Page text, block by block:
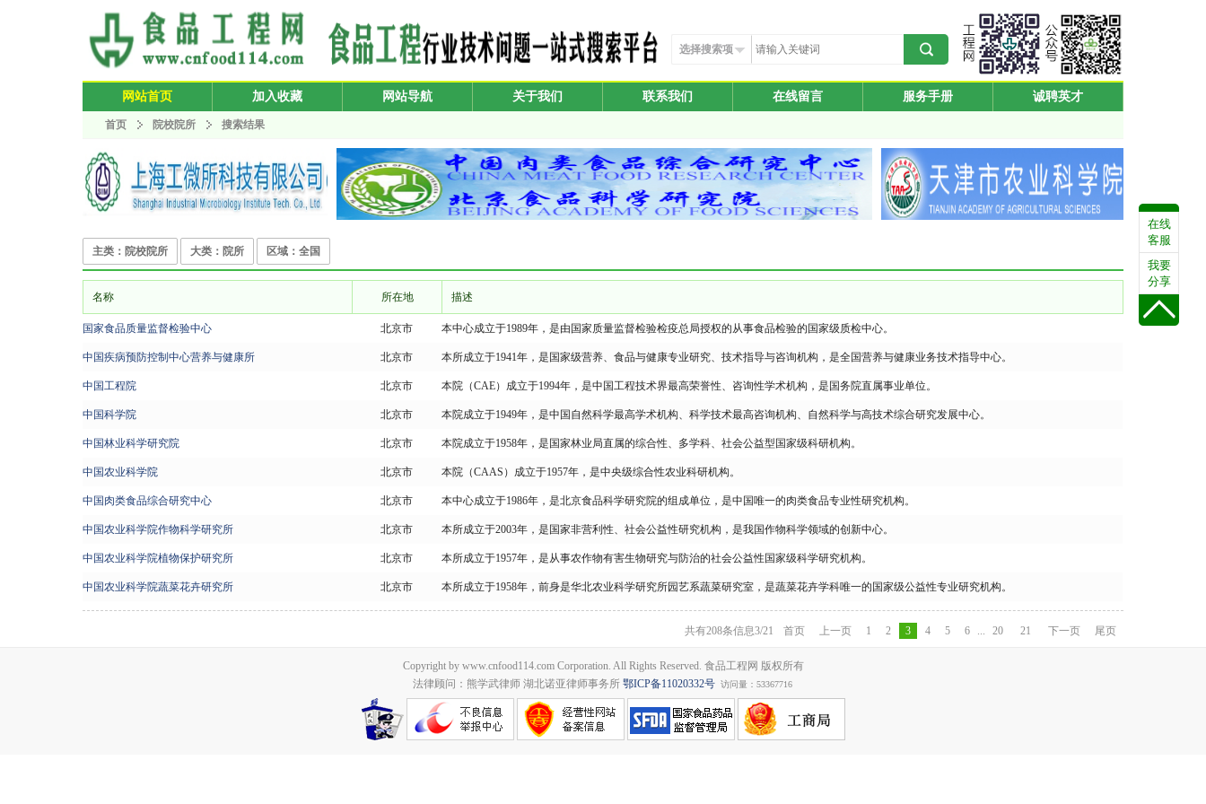
选择搜索项
网站首页 加入收藏 网站导航 关于我们 联系我们 在线留言 服务手册 诚聘英才
首页 院校院所 搜索结果
主类：院校院所 大类：院所 区域：全国
名称 所在地 描述
国家食品质量监督检验中心 北京市 本中心成立于1989年，是由国家质量监督检验检疫总局授权的从事食品检验的国家级质检中心。
中国疾病预防控制中心营养与健康所 北京市 本所成立于1941年，是国家级营养、食品与健康专业研究、技术指导与咨询机构，是全国营养与健康业务技术指导中心。
中国工程院 北京市 本院（CAE）成立于1994年，是中国工程技术界最高荣誉性、咨询性学术机构，是国务院直属事业单位。
中国科学院 北京市 本院成立于1949年，是中国自然科学最高学术机构、科学技术最高咨询机构、自然科学与高技术综合研究发展中心。
中国林业科学研究院 北京市 本院成立于1958年，是国家林业局直属的综合性、多学科、社会公益型国家级科研机构。
中国农业科学院 北京市 本院（CAAS）成立于1957年，是中央级综合性农业科研机构。
中国肉类食品综合研究中心 北京市 本中心成立于1986年，是北京食品科学研究院的组成单位，是中国唯一的肉类食品专业性研究机构。
中国农业科学院作物科学研究所 北京市 本所成立于2003年，是国家非营利性、社会公益性研究机构，是我国作物科学领域的创新中心。
中国农业科学院植物保护研究所 北京市 本所成立于1957年，是从事农作物有害生物研究与防治的社会公益性国家级科学研究机构。
中国农业科学院蔬菜花卉研究所 北京市 本所成立于1958年，前身是华北农业科学研究所园艺系蔬菜研究室，是蔬菜花卉学科唯一的国家级公益性专业研究机构。
共有208条信息3/21 首页 上一页 1 2 3 4 5 6 ... 20 21 下一页 尾页
在线
客服
我要
分享
Copyright by www.cnfood114.com Corporation. All Rights Reserved. 食品工程网 版权所有
法律顾问：熊学武律师 湖北诺亚律师事务所 鄂ICP备11020332号 访问量：53367716